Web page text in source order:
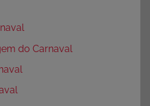
do Carnaval